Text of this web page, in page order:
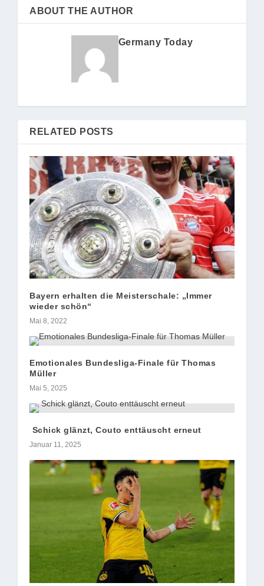
ABOUT THE AUTHOR
Germany Today
RELATED POSTS
Bayern erhalten die Meisterschale: „Immer
wieder schön“
Mai 8, 2022
Emotionales Bundesliga-Finale für Thomas
Müller
Mai 5, 2025
Schick glänzt, Couto enttäuscht erneut
Januar 11, 2025